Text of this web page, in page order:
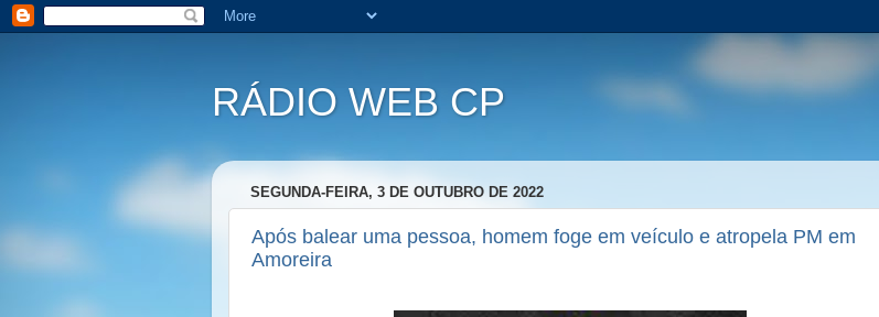
RÁDIO WEB CP
SEGUNDA-FEIRA, 3 DE OUTUBRO DE 2022
Após balear uma pessoa, homem foge em veículo e atropela PM em
Amoreira